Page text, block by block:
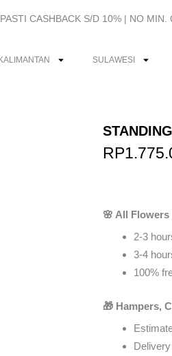
PASTI CASHBACK S/D 10% | NO MIN.
KALIMANTAN SULAWESI
RP
🌸 All
2-3
3-4
100%
🎁 Hampers,